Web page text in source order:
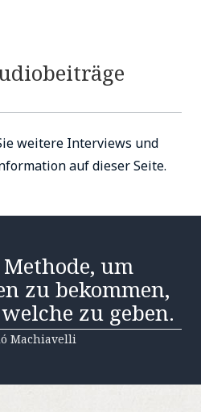
weitere Interviews und
auf dieser Seite.
um
zu bekommen,
zu geben.
Machiavelli